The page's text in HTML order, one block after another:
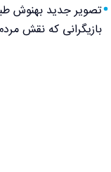
تصویر جدید بهنوش
بازیگرانی که نقش